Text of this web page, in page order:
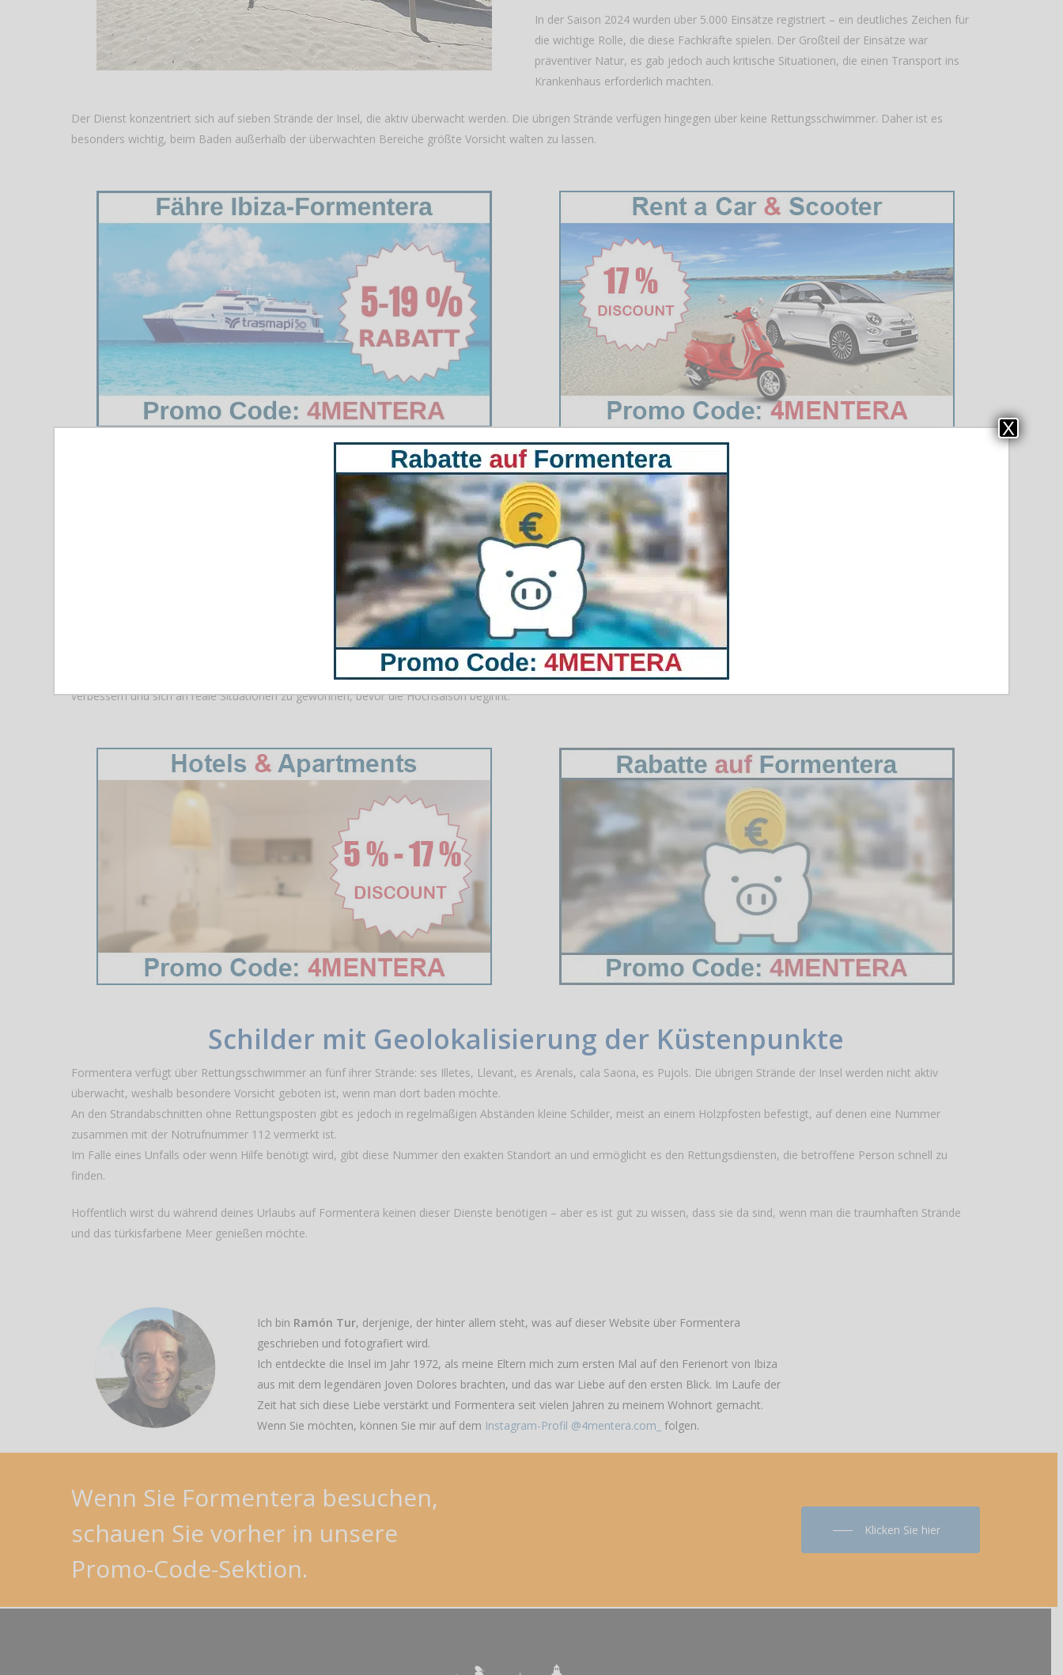
In der Saison 2024 wurden über 5.000 Einsätze registriert – ein deutliches Zeichen für
die wichtige Rolle, die diese Fachkräfte spielen. Der Großteil der Einsätze war
präventiver Natur, es gab jedoch auch kritische Situationen, die einen Transport ins
Krankenhaus erforderlich machten.
Der Dienst konzentriert sich auf sieben Strände der Insel, die aktiv überwacht werden. Die übrigen Strände verfügen hingegen über keine Rettungsschwimmer. Daher ist es
besonders wichtig, beim Baden außerhalb der überwachten Bereiche größte Vorsicht walten zu lassen.
Ausbildung und Vorbereitung der Rettungsschwimmer auf
Formentera
Vor Beginn der Saison absolvieren die Rettungsschwimmer eine intensive 16-stündige Ausbildung mit Schwerpunkt auf Erster Hilfe, Bootseinsatz bei Rettungen, Versorgung
schwerer Blutungen und schnelles Handeln in Notfallsituationen. Diese Schulung sorgt dafür, dass das Team bestens vorbereitet an den Stränden zum Einsatz kommt.
Eine Neuerung in diesem Jahr ist die Zusammenarbeit mit der Guardia Civil, die Vorträge über Protokolle in komplexen Fällen wie Todesfällen im Meer oder dem Auffinden
illegaler Materialien gehalten hat. Diese Koordination mit den Sicherheitskräften ist entscheidend, damit die Rettungsschwimmer an den Stränden Formenteras auch in
besonders schwierigen Situationen professionell und effektiv handeln können.
Außerdem wurde eine Rettungsübung am Strand durchgeführt, um das Gelernte in die Praxis umzusetzen. Solche Übungen helfen dem Team, seine Reaktionsfähigkeit zu
verbessern und sich an reale Situationen zu gewöhnen, bevor die Hochsaison beginnt.
Schilder mit Geolokalisierung der Küstenpunkte
Formentera verfügt über Rettungsschwimmer an fünf ihrer Strände: ses Illetes, Llevant, es Arenals, cala Saona, es Pujols. Die übrigen Strände der Insel werden nicht aktiv
überwacht, weshalb besondere Vorsicht geboten ist, wenn man dort baden möchte.
An den Strandabschnitten ohne Rettungsposten gibt es jedoch in regelmäßigen Abständen kleine Schilder, meist an einem Holzpfosten befestigt, auf denen eine Nummer
zusammen mit der Notrufnummer 112 vermerkt ist.
Im Falle eines Unfalls oder wenn Hilfe benötigt wird, gibt diese Nummer den exakten Standort an und ermöglicht es den Rettungsdiensten, die betroffene Person schnell zu
finden.
Hoffentlich wirst du während deines Urlaubs auf Formentera keinen dieser Dienste benötigen – aber es ist gut zu wissen, dass sie da sind, wenn man die traumhaften Strände
und das türkisfarbene Meer genießen möchte.
Ich bin Ramón Tur, derjenige, der hinter allem steht, was auf dieser Website über Formentera
geschrieben und fotografiert wird.
Ich entdeckte die Insel im Jahr 1972, als meine Eltern mich zum ersten Mal auf den Ferienort von Ibiza
aus mit dem legendären Joven Dolores brachten, und das war Liebe auf den ersten Blick. Im Laufe der
Zeit hat sich diese Liebe verstärkt und Formentera seit vielen Jahren zu meinem Wohnort gemacht.
Wenn Sie möchten, können Sie mir auf dem Instagram-Profil @4mentera.com_ folgen.
Wenn Sie Formentera besuchen,
schauen Sie vorher in unsere
Promo-Code-Sektion.
Klicken Sie hier
X